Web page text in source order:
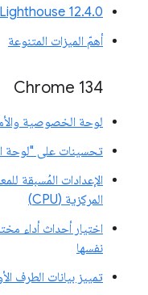
‫Lighthouse 12.4.0
أهمّ الميزات المتنوعة
‫Chrome 134
لوحة الخصوصية
تحسينات على "لوحة
الإعدادات المُسبقة
المركزية (CPU)
اختيار أحداث أداء
نفسها
تمييز بيانات الطرف